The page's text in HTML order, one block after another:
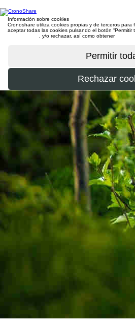
Información sobre cookies
Cronoshare utiliza cookies propias y de terceros para
aceptar todas las cookies pulsando el botón “Permitir
, y/o rechazar, así como obtener